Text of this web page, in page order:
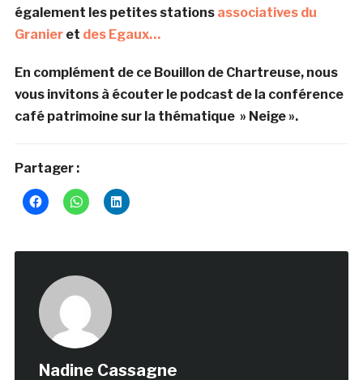
également les petites stations associatives du
Granieret des Egaux…
En complément de ce Bouillon de Chartreuse, nous
vous invitons à écouter le podcast de la conférence
café patrimoine sur la thématique » Neige ».
Partager :
Nadine Cassagne